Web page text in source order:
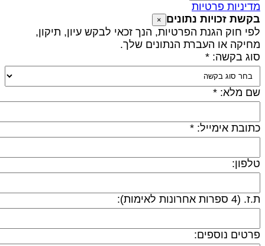
פרטיות
זכויות נתונים
חוק הגנת הפרטיות, הנך זכאי לבקש עיון, תיקון,
או העברת הנתונים שלך.
בקשה: *
מלא: *
אימייל: *
ספרות אחרונות לאימות):
נוספים: